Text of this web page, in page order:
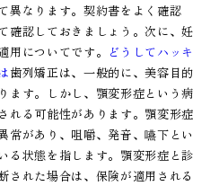
異なります。契約書をよく確認
確認しておきましょう。次に、妊
用についてです。 どうしてハッキ
歯列矯正は、一般的に、美容目的
ます。しかし、顎変形症という病
れる可能性があります。顎変形症
常があり、咀嚼、発音、嚥下とい
る状態を指します。顎変形症と診
された場合は、保険が適用される